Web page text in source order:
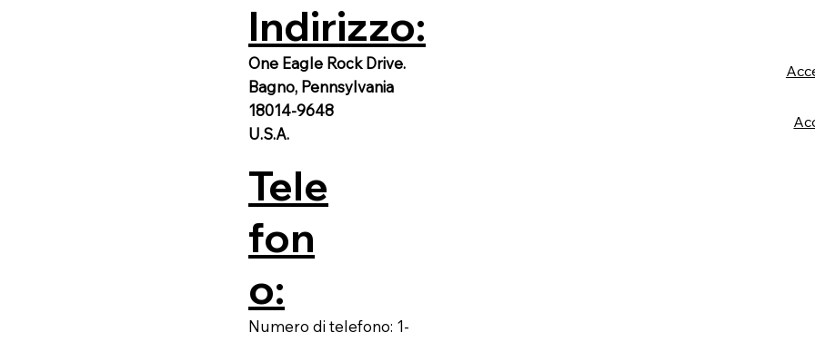
Indirizzo:
One Eagle Rock Drive.
Bagno, Pennsylvania
18014-9648
U.S.A.
Tele
fon
o:
Numero di telefono: 1-